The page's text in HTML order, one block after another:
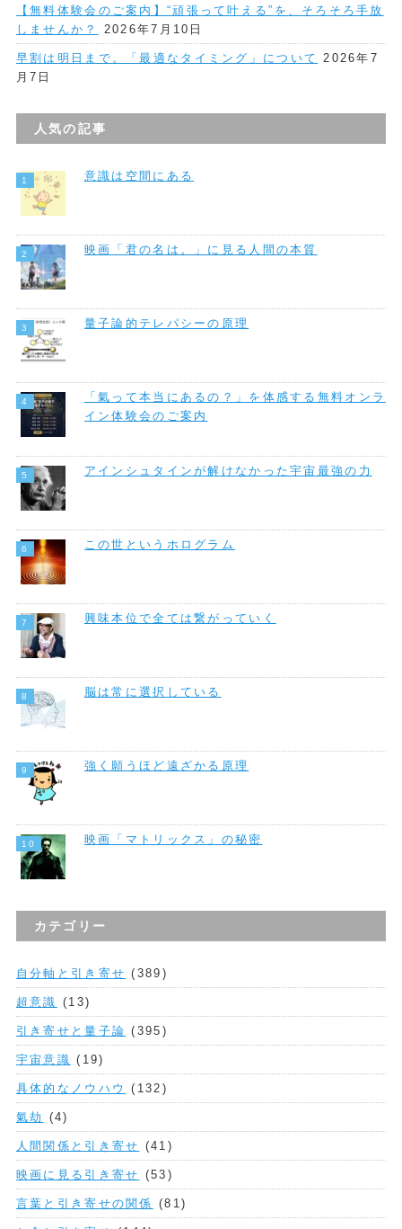
【無料体験会のご案内】“頑張って叶える”を、そろそろ手放
しませんか？
2026年7月10日
早割は明日まで。「最適なタイミング」について
2026年7
月7日
人気の記事
意識は空間にある
映画「君の名は。」に見る人間の本質
量子論的テレパシーの原理
「氣って本当にあるの？」を体感する無料オンラ
イン体験会のご案内
アインシュタインが解けなかった宇宙最強の力
この世というホログラム
興味本位で全ては繋がっていく
脳は常に選択している
強く願うほど遠ざかる原理
映画「マトリックス」の秘密
カテゴリー
自分軸と引き寄せ (389)
超意識 (13)
引き寄せと量子論 (395)
宇宙意識 (19)
具体的なノウハウ (132)
氣劫 (4)
人間関係と引き寄せ (41)
映画に見る引き寄せ (53)
言葉と引き寄せの関係 (81)